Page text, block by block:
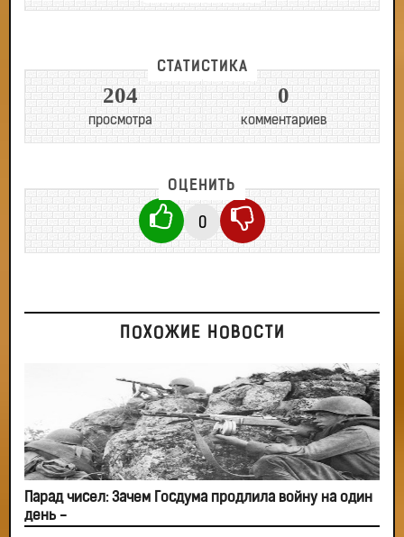
СТАТИСТИКА
204
просмотра
0
комментариев
ОЦЕНИТЬ
0
ПОХОЖИЕ НОВОСТИ
Парад чисел: Зачем Госдума продлила войну на один
день -